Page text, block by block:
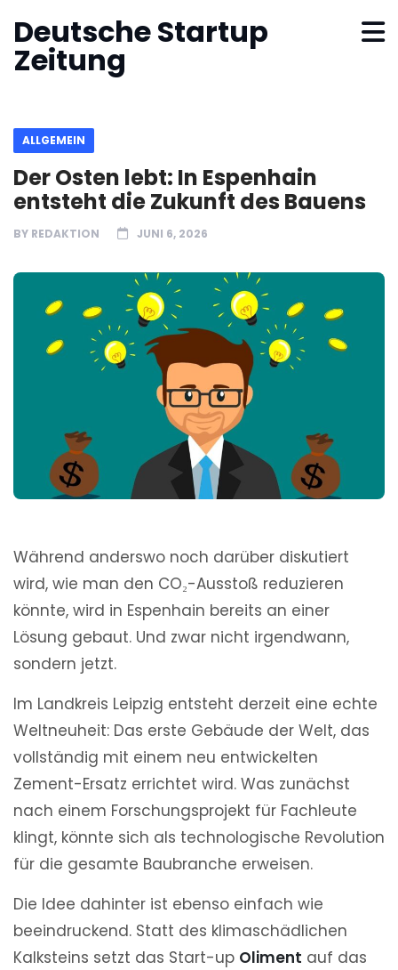
Deutsche Startup
Zeitung
ALLGEMEIN
Der Osten lebt: In Espenhain
entsteht die Zukunft des Bauens
BY REDAKTION JUNI 6, 2026
Während anderswo noch darüber diskutiert
wird, wie man den CO₂-Ausstoß reduzieren
könnte, wird in Espenhain bereits an einer
Lösung gebaut. Und zwar nicht irgendwann,
sondern jetzt.
Im Landkreis Leipzig entsteht derzeit eine echte
Weltneuheit: Das erste Gebäude der Welt, das
vollständig mit einem neu entwickelten
Zement-Ersatz errichtet wird. Was zunächst
nach einem Forschungsprojekt für Fachleute
klingt, könnte sich als technologische Revolution
für die gesamte Baubranche erweisen.
Die Idee dahinter ist ebenso einfach wie
beeindruckend. Statt des klimaschädlichen
Kalksteins setzt das Start-up Oliment auf das